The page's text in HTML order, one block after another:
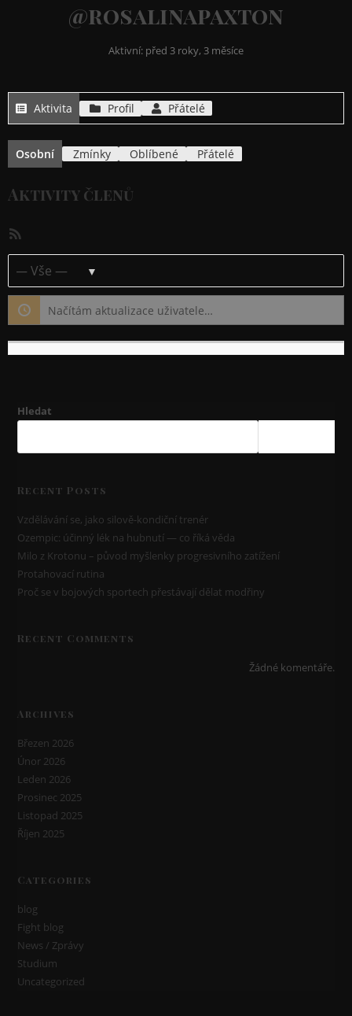
@rosalinapaxton
Aktivní: před 3 roky, 3 měsíce
Aktivita Profil Přátelé
Osobní Zmínky Oblíbené Přátelé
Aktivity členů
Ukázat:
Načítám aktualizace uživatele…
Hledat
Recent Posts
Vzdělávání se, jako silově-kondiční trenér
Ozempic: účinný lék na hubnutí — co říká věda
Milo z Krotonu – původ myšlenky progresivního zatížení
Protahovací rutina
Proč se v bojových sportech přestávají dělat modřiny
Recent Comments
Žádné komentáře.
Archives
Březen 2026
Únor 2026
Leden 2026
Prosinec 2025
Listopad 2025
Říjen 2025
Categories
blog
Fight blog
News / Zprávy
Studium
Uncategorized